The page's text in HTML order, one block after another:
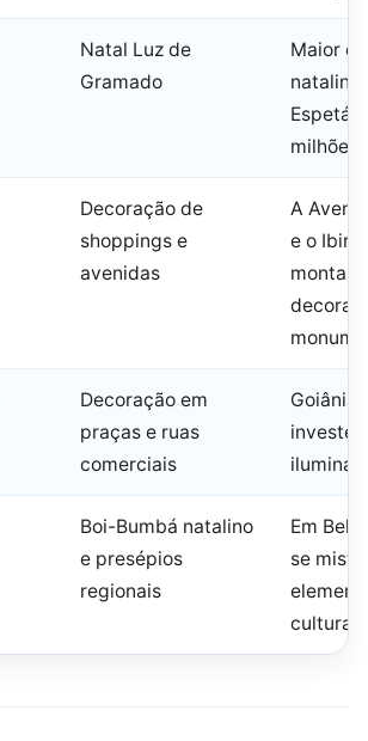
Natal Luz de
Gramado
Maior
natalino
milhões
Decoração de
shoppings e
avenidas
A
e o
montam
Decoração em
praças e ruas
comerciais
Goiânia
Boi-Bumbá natalino
e presépios
regionais
Em
se
cultura